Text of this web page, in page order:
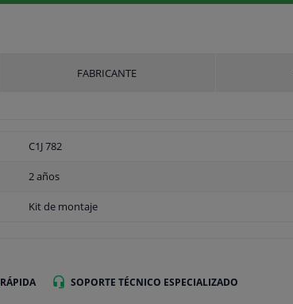
FABRICANTE
C1J 782
2 años
Kit de montaje
RÁPIDA SOPORTE TÉCNICO ESPECIALIZADO